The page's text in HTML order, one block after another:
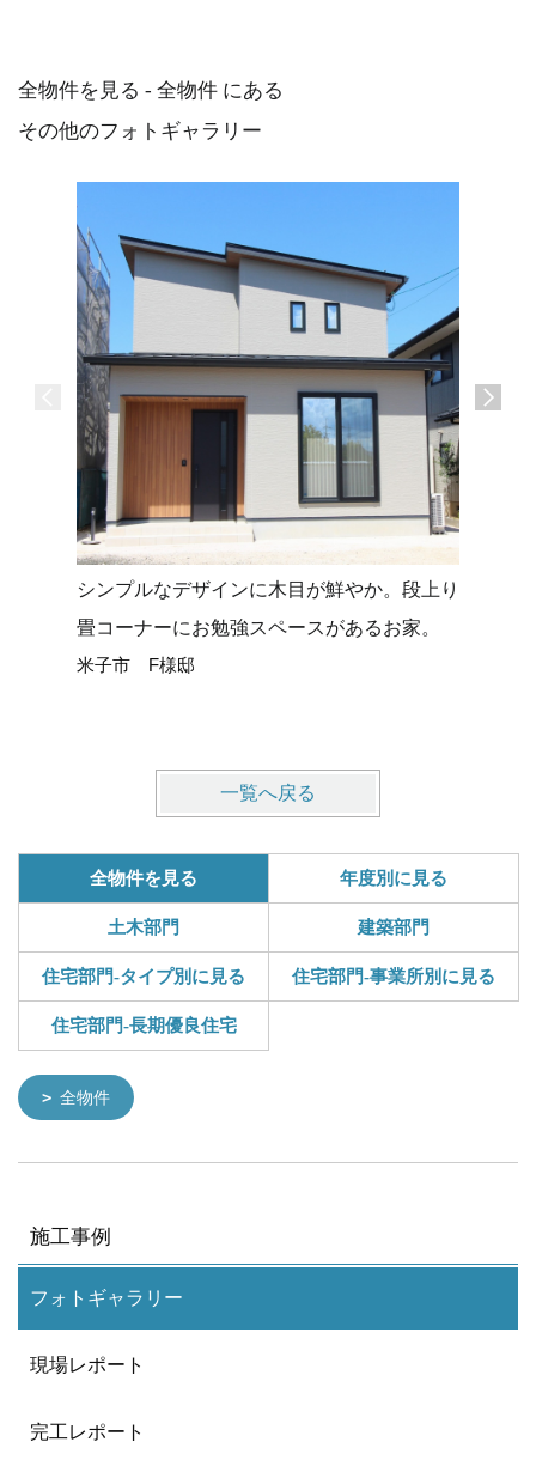
全物件を見る - 全物件 にある
その他のフォトギャラリー
シンプルなデザインに木目が鮮やか。段上り
畳コーナーにお勉強スペースがあるお家。
米子市 F様邸
一覧へ戻る
全物件を見る 年度別に見る
土木部門 建築部門
住宅部門-タイプ別に見る 住宅部門-事業所別に見る
住宅部門-長期優良住宅
全物件
施工事例
フォトギャラリー
現場レポート
完工レポート